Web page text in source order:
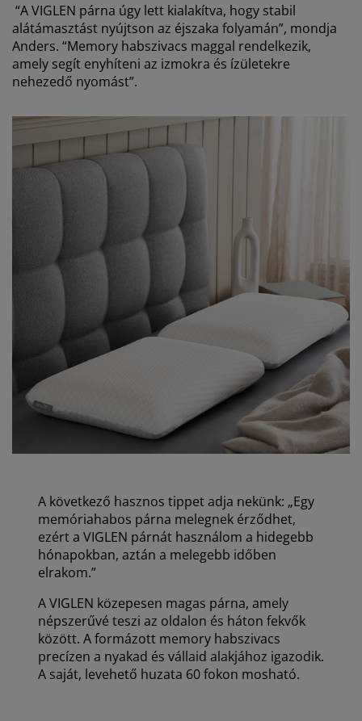
“A VIGLEN párna úgy lett kialakítva, hogy stabil
alátámasztást nyújtson az éjszaka folyamán”, mondja
Anders. “Memory habszivacs maggal rendelkezik,
amely segít enyhíteni az izmokra és ízületekre
nehezedő nyomást”.
A következő hasznos tippet adja nekünk: „Egy
memóriahabos párna melegnek érződhet,
ezért a VIGLEN párnát használom a hidegebb
hónapokban, aztán a melegebb időben
elrakom.”
A VIGLEN közepesen magas párna, amely
népszerűvé teszi az oldalon és háton fekvők
között. A formázott memory habszivacs
precízen a nyakad és vállaid alakjához igazodik.
A saját, levehető huzata 60 fokon mosható.